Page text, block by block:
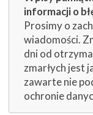
informacji o
Prosimy o
wiadomości.
dni od
zmarłych jest
zawarte nie
ochronie